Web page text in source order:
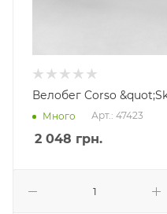
Велобег Corso
Много Арт.: 47423
2 048 грн.